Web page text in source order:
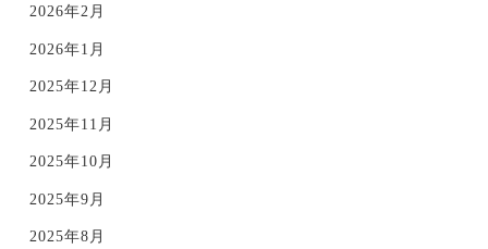
2026年2月
2026年1月
2025年12月
2025年11月
2025年10月
2025年9月
2025年8月